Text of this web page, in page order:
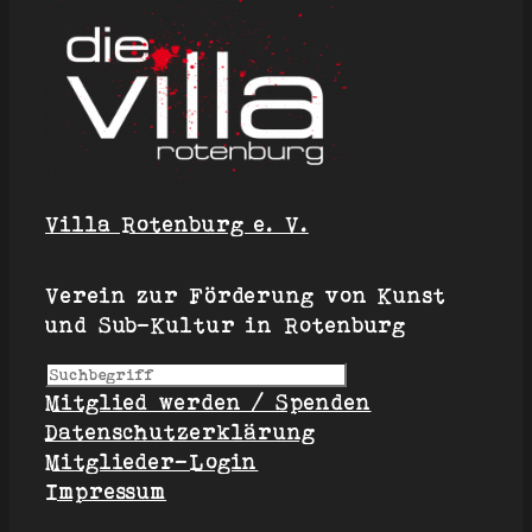
Villa Rotenburg e. V.
Verein zur Förderung von Kunst
und Sub-Kultur in Rotenburg
S
u
c
h
e
Mitglied werden / Spenden
Datenschutzerklärung
Mitglieder-Login
Impressum